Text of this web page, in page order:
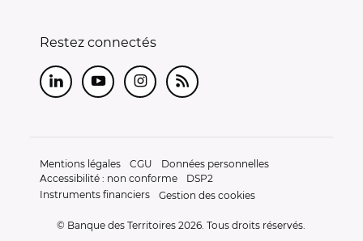
Restez connectés
LinkedInYoutubeInstagram
RSS
Mentions légales CGU
Données personnelles
Accessibilité : non conforme
DSP2
Instruments financiers
Gestion des cookies
© Banque des Territoires 2026. Tous droits réservés.